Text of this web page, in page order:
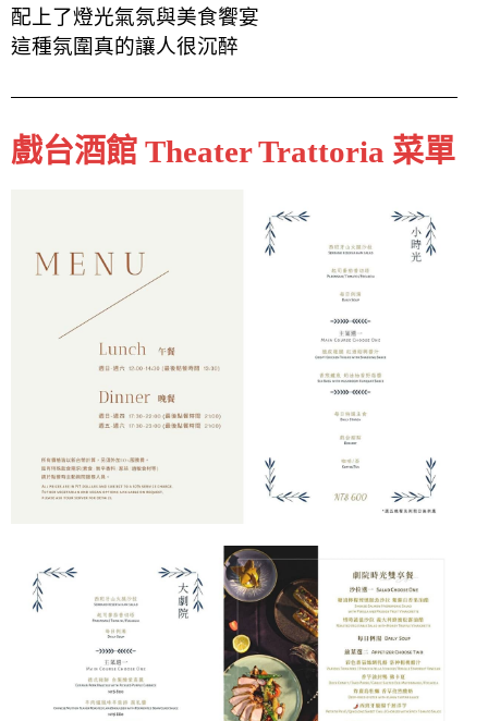
配上了燈光氣氛與美食饗宴
這種氛圍真的讓人很沉醉
戲台酒館 Theater Trattoria 菜單